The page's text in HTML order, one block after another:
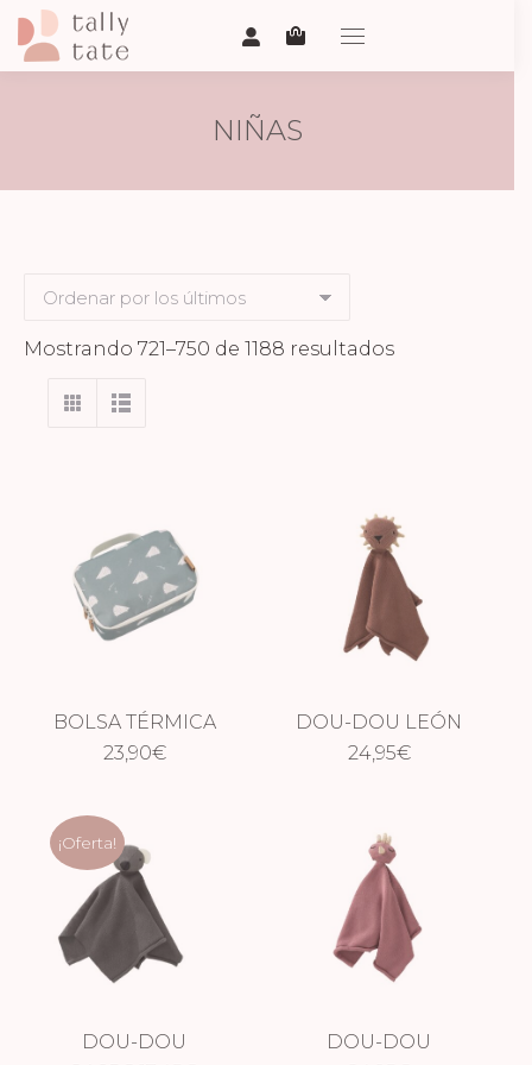
NIÑAS
Mostrando 721–750 de 1188 resultadosOrdenado
BOLSA TÉRMICA
ERIZO
23,90€
DOU-DOU LEÓN
24,95€
¡Oferta!
DOU-DOU
DOU-DOU